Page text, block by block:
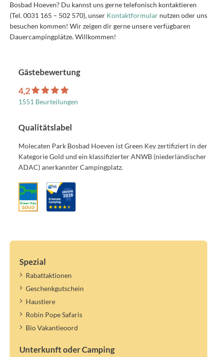
Bosbad Hoeven? Du kannst uns gerne telefonisch kontaktieren
(Tel. 0031 165 – 502 570), unser Kontaktformular nutzen oder uns
besuchen kommen! Wir zeigen dir gerne unsere verfügbaren
Dauercampingplätze. Willkommen!
Gästebewertung
4,2
1551 Beurteilungen
Qualitätslabel
Molecaten Park Bosbad Hoeven ist Green Key zertifiziert in der
Kategorie Gold und ein klassifizierter ANWB (niederländischer
ADAC) anerkannter Campingplatz.
Spezial
Rabattaktionen
Geschenkgutschein
Haustiere
Robin Pope Safaris
Bio Vakantieoord
Unterkunft oder Camping